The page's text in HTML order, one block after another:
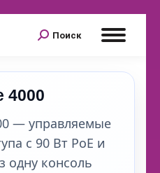
Поиск
4000
— управляемые
с 90 Вт PoE и
одну консоль